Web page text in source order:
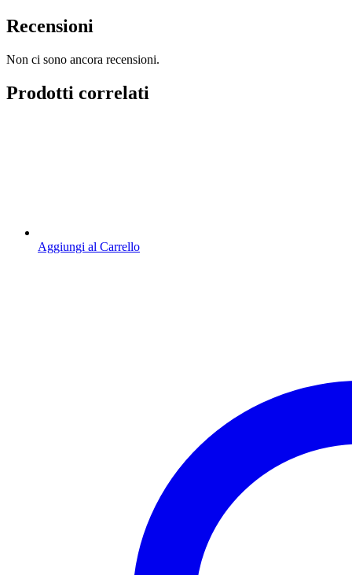
Recensioni
Non ci sono ancora recensioni.
Prodotti correlati
Aggiungi al Carrello